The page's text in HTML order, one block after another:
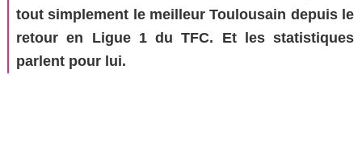
tout simplement le meilleur Toulousain depuis le
retour en Ligue 1 du TFC. Et les statistiques
parlent pour lui.